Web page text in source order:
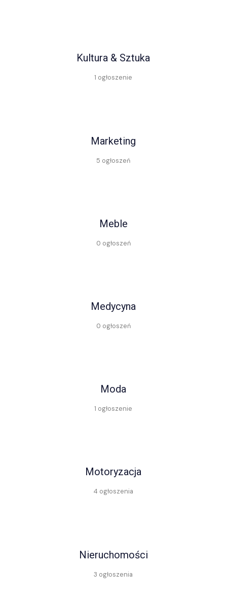
Kultura & Sztuka
1 ogłoszenie
Marketing
5 ogłoszeń
Meble
0 ogłoszeń
Medycyna
0 ogłoszeń
Moda
1 ogłoszenie
Motoryzacja
4 ogłoszenia
Nieruchomości
3 ogłoszenia